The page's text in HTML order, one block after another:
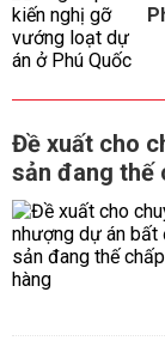
Đề xuất cho
sản đang thế